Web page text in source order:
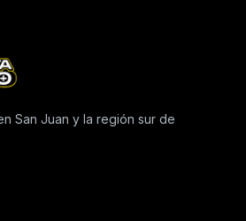
San Juan y la región sur de